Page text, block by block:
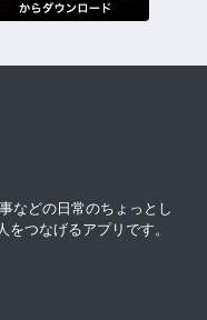
などの日常のちょっとし
つなげるアプリです。